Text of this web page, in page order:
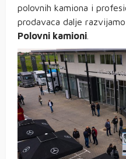
polovnih kamiona i
prodavaca dalje
Polovni kamioni